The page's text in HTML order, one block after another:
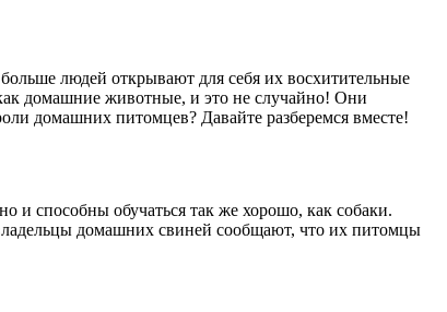
людей открывают для себя их восхитительные
домашние животные, и это не случайно! Они
домашних питомцев? Давайте разберемся вместе!
способны обучаться так же хорошо, как собаки.
домашних свиней сообщают, что их питомцы